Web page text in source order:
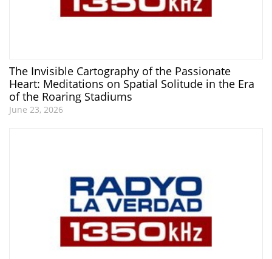
The Invisible Cartography of the Passionate
Heart: Meditations on Spatial Solitude in the Era
of the Roaring Stadiums
June 23, 2026